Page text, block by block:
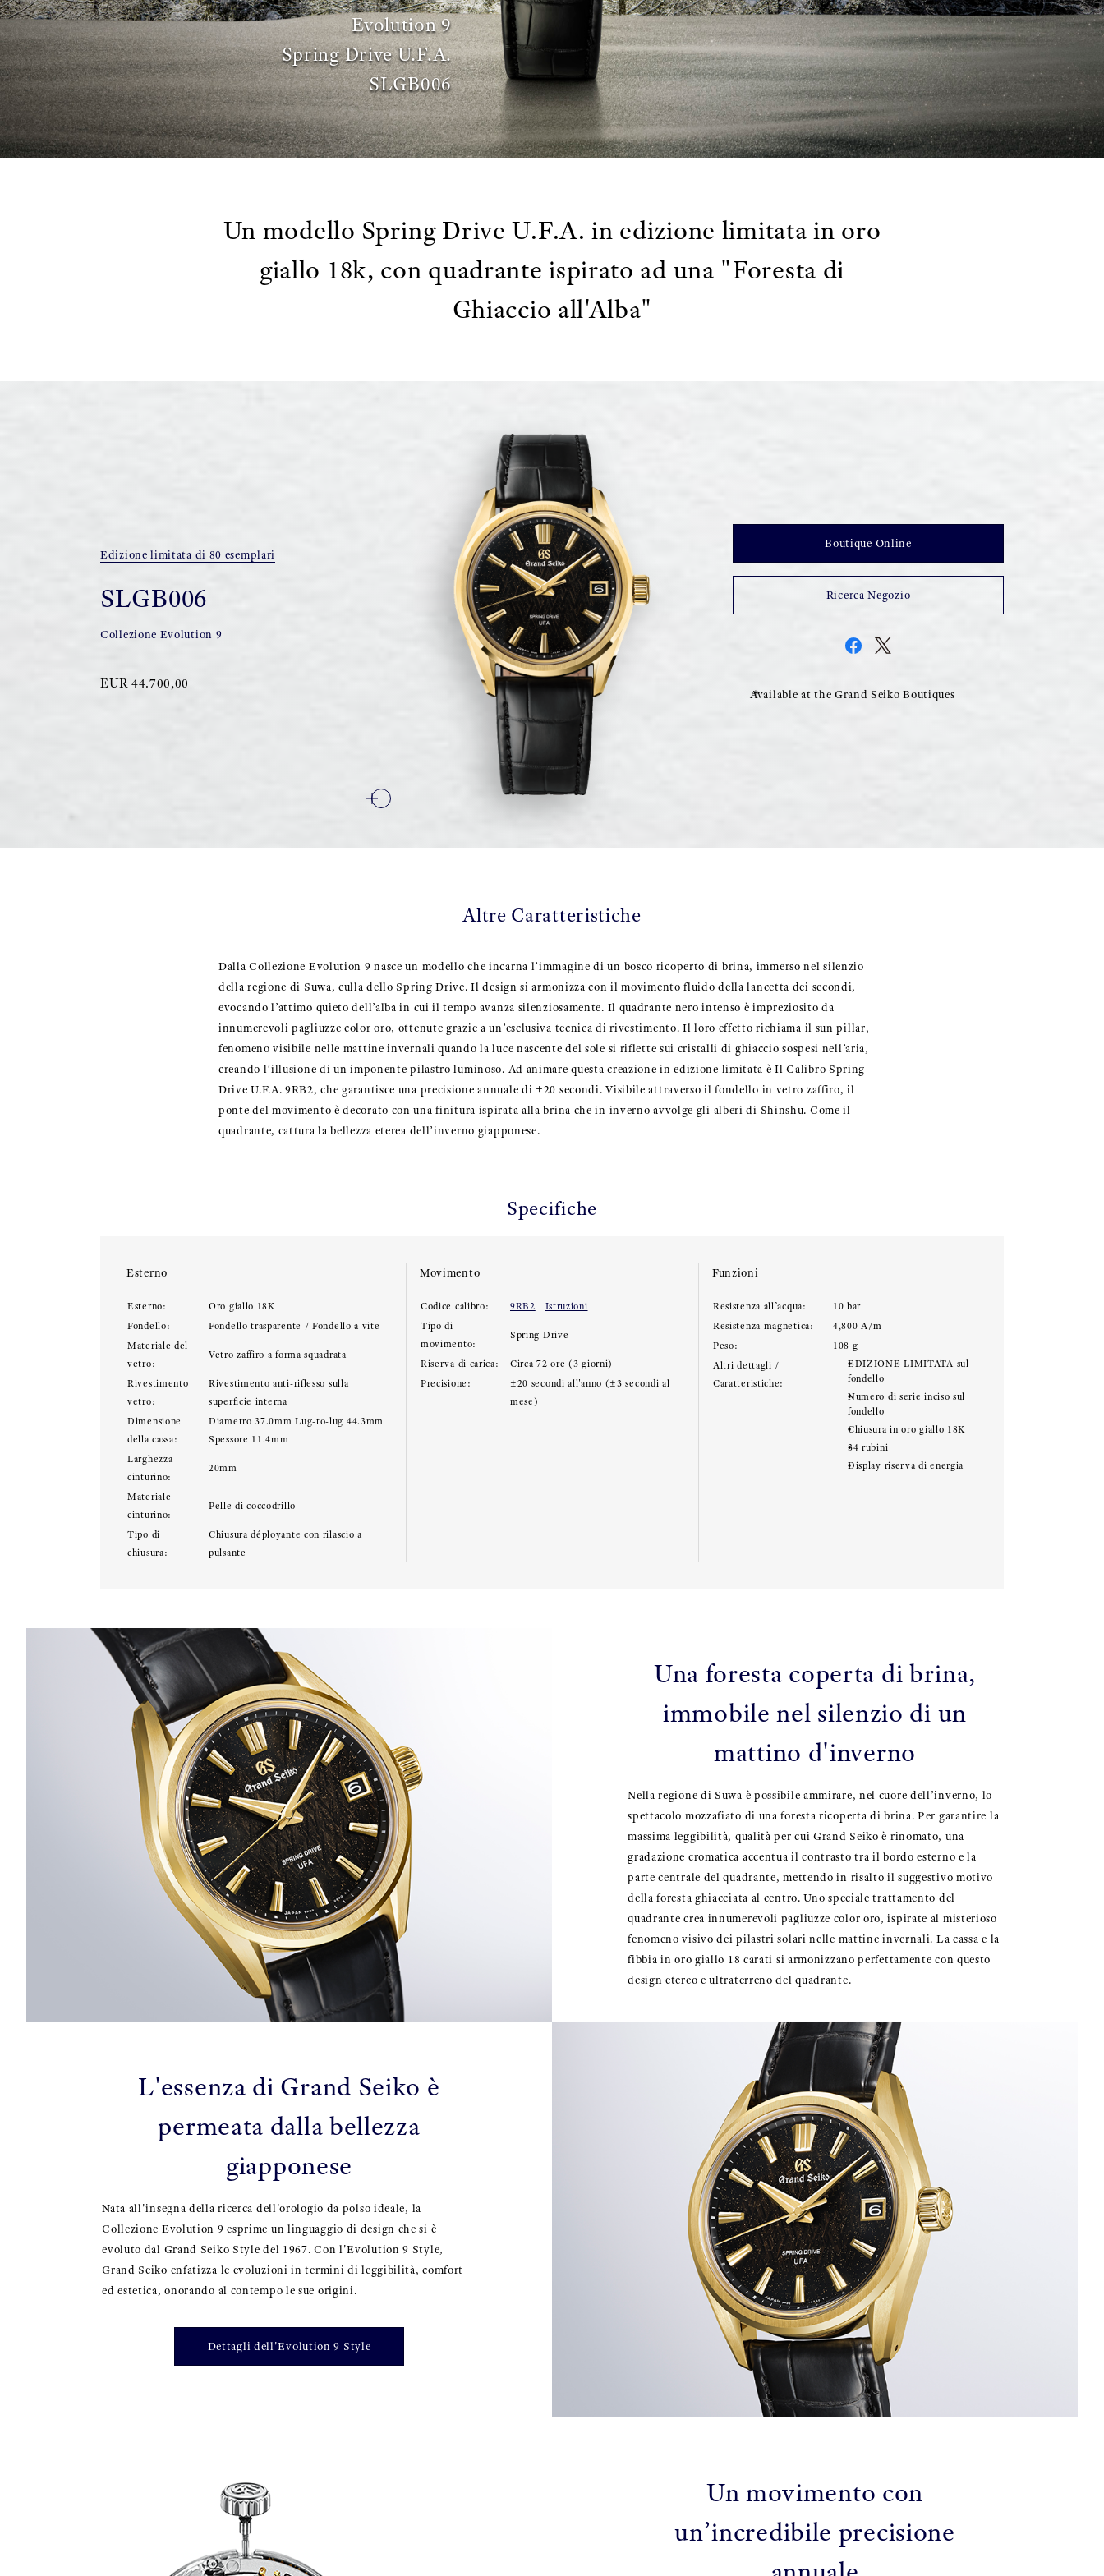
Evolution 9
Spring Drive U.F.A.
SLGB006
Un modello Spring Drive U.F.A. in edizione limitata in oro
giallo 18k, con quadrante ispirato ad una "Foresta di
Ghiaccio all'Alba"
Edizione limitata di 80 esemplari
SLGB006
Collezione Evolution 9
EUR 44.700,00
Boutique Online
Ricerca Negozio
Available at the Grand Seiko Boutiques
Altre Caratteristiche
Dalla Collezione Evolution 9 nasce un modello che incarna l’immagine di un bosco ricoperto di brina, immerso nel silenzio
della regione di Suwa, culla dello Spring Drive. Il design si armonizza con il movimento fluido della lancetta dei secondi,
evocando l’attimo quieto dell’alba in cui il tempo avanza silenziosamente. Il quadrante nero intenso è impreziosito da
innumerevoli pagliuzze color oro, ottenute grazie a un’esclusiva tecnica di rivestimento. Il loro effetto richiama il sun pillar,
fenomeno visibile nelle mattine invernali quando la luce nascente del sole si riflette sui cristalli di ghiaccio sospesi nell’aria,
creando l’illusione di un imponente pilastro luminoso. Ad animare questa creazione in edizione limitata è Il Calibro Spring
Drive U.F.A. 9RB2, che garantisce una precisione annuale di ±20 secondi. Visibile attraverso il fondello in vetro zaffiro, il
ponte del movimento è decorato con una finitura ispirata alla brina che in inverno avvolge gli alberi di Shinshu. Come il
quadrante, cattura la bellezza eterea dell’inverno giapponese.
Specifiche
Esterno
Esterno:
Oro giallo 18K
Fondello:
Fondello trasparente / Fondello a vite
Materiale del
vetro:
Vetro zaffiro a forma squadrata
Rivestimento
vetro:
Rivestimento anti-riflesso sulla
superficie interna
Dimensione
della cassa:
Diametro 37.0mm Lug-to-lug 44.3mm
Spessore 11.4mm
Larghezza
cinturino:
20mm
Materiale
cinturino:
Pelle di coccodrillo
Tipo di
chiusura:
Chiusura déployante con rilascio a
pulsante
Movimento
Codice calibro: 9RB2
Istruzioni
Tipo di
movimento:
Spring Drive
Riserva di carica:
Circa 72 ore (3 giorni)
Precisione:
±20 secondi all'anno (±3 secondi al
mese)
Funzioni
Resistenza all’acqua:
10 bar
Resistenza magnetica:
4,800 A/m
Peso:
108 g
Altri dettagli /
Caratteristiche:
EDIZIONE LIMITATA sul
fondello
Numero di serie inciso sul
fondello
Chiusura in oro giallo 18K
34 rubini
Display riserva di energia
Una foresta coperta di brina,
immobile nel silenzio di un
mattino d'inverno
Nella regione di Suwa è possibile ammirare, nel cuore dell’inverno, lo
spettacolo mozzafiato di una foresta ricoperta di brina. Per garantire la
massima leggibilità, qualità per cui Grand Seiko è rinomato, una
gradazione cromatica accentua il contrasto tra il bordo esterno e la
parte centrale del quadrante, mettendo in risalto il suggestivo motivo
della foresta ghiacciata al centro. Uno speciale trattamento del
quadrante crea innumerevoli pagliuzze color oro, ispirate al misterioso
fenomeno visivo dei pilastri solari nelle mattine invernali. La cassa e la
fibbia in oro giallo 18 carati si armonizzano perfettamente con questo
design etereo e ultraterreno del quadrante.
L'essenza di Grand Seiko è
permeata dalla bellezza
giapponese
Nata all'insegna della ricerca dell'orologio da polso ideale, la
Collezione Evolution 9 esprime un linguaggio di design che si è
evoluto dal Grand Seiko Style del 1967. Con l'Evolution 9 Style,
Grand Seiko enfatizza le evoluzioni in termini di leggibilità, comfort
ed estetica, onorando al contempo le sue origini.
Dettagli dell'Evolution 9 Style
Un movimento con
un’incredibile precisione